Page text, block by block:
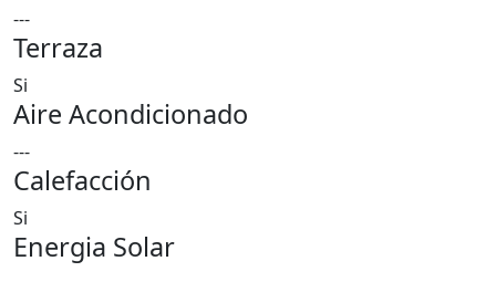
---
Terraza
Si
Aire Acondicionado
---
Calefacción
Si
Energia Solar